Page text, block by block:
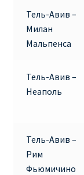
Барселона
БИЛЕТЫ
БИЛЕТЫ
ДЕШЕВЫЕ
Тель-Авив –
Милан
Мальпенса
Тель-Авив –
Неаполь
Тель-Авив –
Рим
Фьюмичино